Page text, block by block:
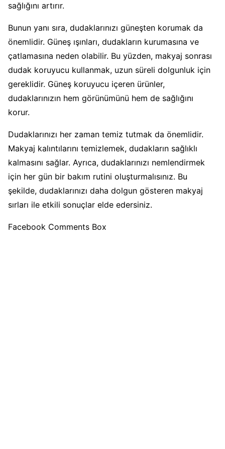
sağlığını artırır.
Bunun yanı sıra, dudaklarınızı güneşten korumak da
önemlidir. Güneş ışınları, dudakların kurumasına ve
çatlamasına neden olabilir. Bu yüzden, makyaj sonrası
dudak koruyucu kullanmak, uzun süreli dolgunluk için
gereklidir. Güneş koruyucu içeren ürünler,
dudaklarınızın hem görünümünü hem de sağlığını
korur.
Dudaklarınızı her zaman temiz tutmak da önemlidir.
Makyaj kalıntılarını temizlemek, dudakların sağlıklı
kalmasını sağlar. Ayrıca, dudaklarınızı nemlendirmek
için her gün bir bakım rutini oluşturmalısınız. Bu
şekilde, dudaklarınızı daha dolgun gösteren makyaj
sırları ile etkili sonuçlar elde edersiniz.
Facebook Comments Box